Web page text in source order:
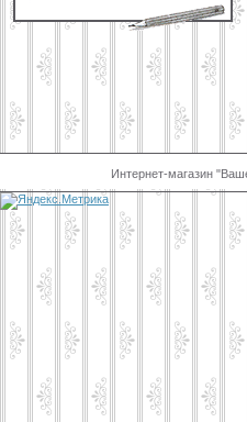
Интернет-магазин